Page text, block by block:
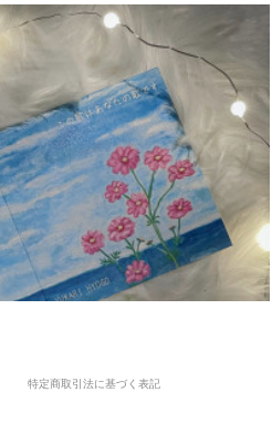
特定商取引法に基づく表記